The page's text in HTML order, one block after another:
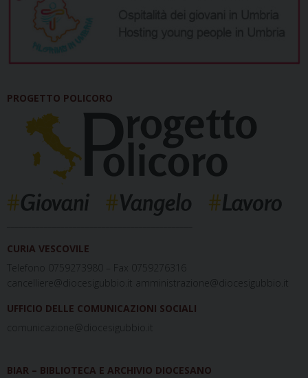
PROGETTO POLICORO
CURIA VESCOVILE
Telefono 0759273980 – Fax 0759276316
cancelliere@diocesigubbio.it amministrazione@diocesigubbio.it
UFFICIO DELLE COMUNICAZIONI SOCIALI
comunicazione@diocesigubbio.it
BIAR – BIBLIOTECA E ARCHIVIO DIOCESANO